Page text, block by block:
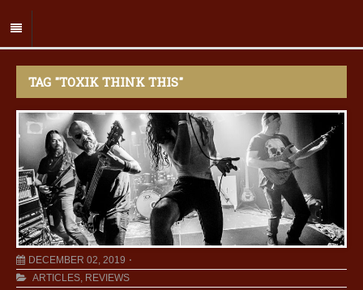
TAG "TOXIK THINK THIS"
DECEMBER 02, 2019
ARTICLES, REVIEWS